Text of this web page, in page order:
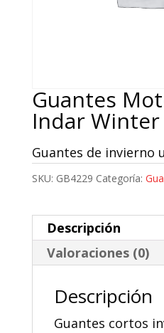
Guantes
Indar Winter
Guantes de invierno
SKU: GB4229 Categoría:
Descripción
Valoraciones (0)
Descripción
Guantes cortos